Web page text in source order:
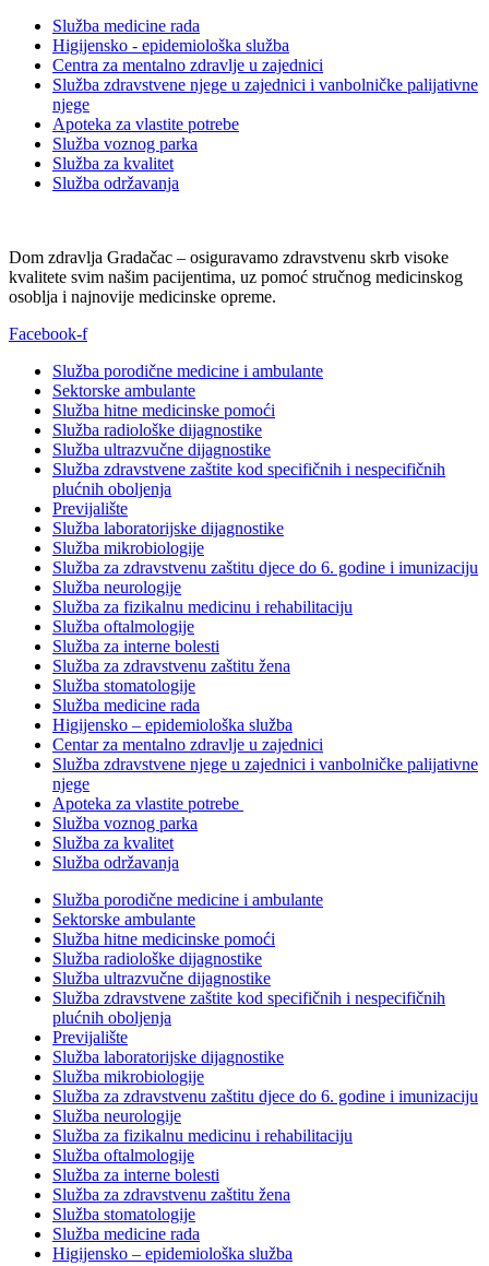
Služba medicine rada
Higijensko - epidemiološka služba
Centra za mentalno zdravlje u zajednici
Služba zdravstvene njege u zajednici i vanbolničke palijativne
njege
Apoteka za vlastite potrebe
Služba voznog parka
Služba za kvalitet
Služba održavanja
Dom zdravlja Gradačac – osiguravamo zdravstvenu skrb visoke
kvalitete svim našim pacijentima, uz pomoć stručnog medicinskog
osoblja i najnovije medicinske opreme.
Facebook-f
Služba porodične medicine i ambulante
Sektorske ambulante
Služba hitne medicinske pomoći
Služba radiološke dijagnostike
Služba ultrazvučne dijagnostike
Služba zdravstvene zaštite kod specifičnih i nespecifičnih
plućnih oboljenja
Previjalište
Služba laboratorijske dijagnostike
Služba mikrobiologije
Služba za zdravstvenu zaštitu djece do 6. godine i imunizaciju
Služba neurologije
Služba za fizikalnu medicinu i rehabilitaciju
Služba oftalmologije
Služba za interne bolesti
Služba za zdravstvenu zaštitu žena
Služba stomatologije
Služba medicine rada
Higijensko – epidemiološka služba
Centar za mentalno zdravlje u zajednici
Služba zdravstvene njege u zajednici i vanbolničke palijativne
njege
Apoteka za vlastite potrebe
Služba voznog parka
Služba za kvalitet
Služba održavanja
Služba porodične medicine i ambulante
Sektorske ambulante
Služba hitne medicinske pomoći
Služba radiološke dijagnostike
Služba ultrazvučne dijagnostike
Služba zdravstvene zaštite kod specifičnih i nespecifičnih
plućnih oboljenja
Previjalište
Služba laboratorijske dijagnostike
Služba mikrobiologije
Služba za zdravstvenu zaštitu djece do 6. godine i imunizaciju
Služba neurologije
Služba za fizikalnu medicinu i rehabilitaciju
Služba oftalmologije
Služba za interne bolesti
Služba za zdravstvenu zaštitu žena
Služba stomatologije
Služba medicine rada
Higijensko – epidemiološka služba